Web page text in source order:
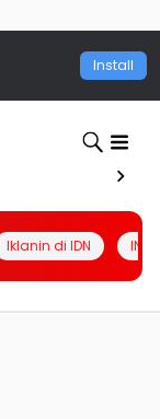
Install
Iklanin di IDN